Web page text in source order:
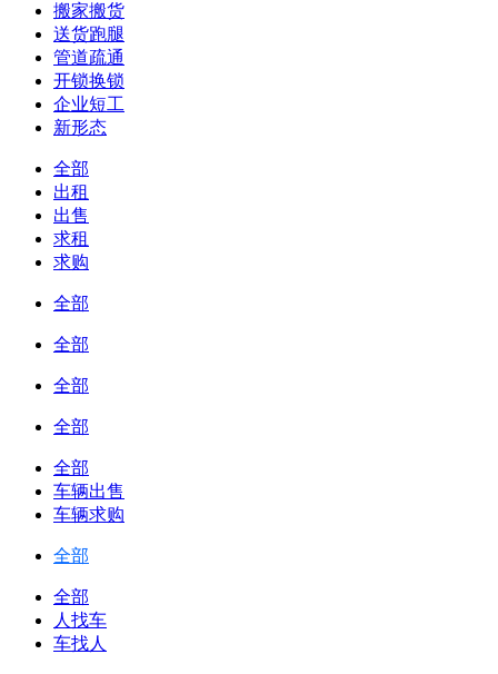
搬家搬货
送货跑腿
管道疏通
开锁换锁
企业短工
新形态
全部
出租
出售
求租
求购
全部
全部
全部
全部
全部
车辆出售
车辆求购
全部
全部
人找车
车找人